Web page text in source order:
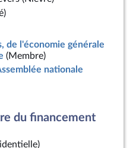
de l'économie générale
(Membre)
nationale
du financement